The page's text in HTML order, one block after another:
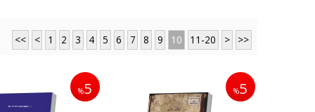
<< < 1 2 3 4 5 6 7 8 9 10 11-20 > >>
%5 %5